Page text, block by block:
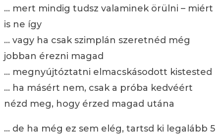
… mert mindig tudsz valaminek örülni – miért
is ne így
… vagy ha csak szimplán szeretnéd még
jobban érezni magad
… megnyújtóztatni elmacskásodott kistested
… ha másért nem, csak a próba kedvéért
nézd meg, hogy érzed magad utána
… de ha még ez sem elég, tartsd ki legalább 5